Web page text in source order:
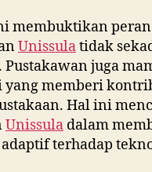
membuktikan peran
Unissulatidak
juga
yang memberi
Hal ini
Unissula dalam
terhadap